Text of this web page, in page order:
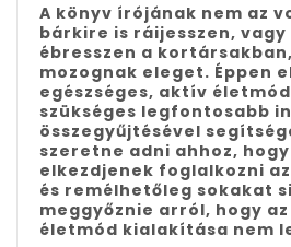
A könyv írójának nem az
bárkire is ráijesszen,
ébresszen a
mozognak eleget. Éppen
egészséges, aktív
szükséges legfontosabb
összegyűjtésével
szeretne adni ahhoz,
elkezdjenek foglalkozni
és remélhetőleg sokakat
meggyőznie arról, hogy
életmód kialakítása nem